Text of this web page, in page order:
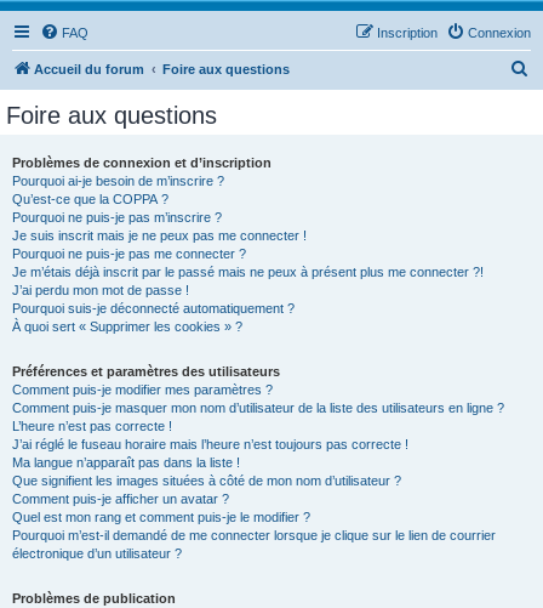
FAQ Connexion
Inscription
Accueil du forum Foire aux questions
Foire aux questions
Problèmes de connexion et d’inscription
Pourquoi ai-je besoin de m’inscrire ?
Qu’est-ce que la COPPA ?
Pourquoi ne puis-je pas m’inscrire ?
Je suis inscrit mais je ne peux pas me connecter !
Pourquoi ne puis-je pas me connecter ?
Je m’étais déjà inscrit par le passé mais ne peux à présent plus me connecter ?!
J’ai perdu mon mot de passe !
Pourquoi suis-je déconnecté automatiquement ?
À quoi sert « Supprimer les cookies » ?
Préférences et paramètres des utilisateurs
Comment puis-je modifier mes paramètres ?
Comment puis-je masquer mon nom d’utilisateur de la liste des utilisateurs en ligne ?
L’heure n’est pas correcte !
J’ai réglé le fuseau horaire mais l’heure n’est toujours pas correcte !
Ma langue n’apparaît pas dans la liste !
Que signifient les images situées à côté de mon nom d’utilisateur ?
Comment puis-je afficher un avatar ?
Quel est mon rang et comment puis-je le modifier ?
Pourquoi m’est-il demandé de me connecter lorsque je clique sur le lien de courrier
électronique d’un utilisateur ?
Problèmes de publication